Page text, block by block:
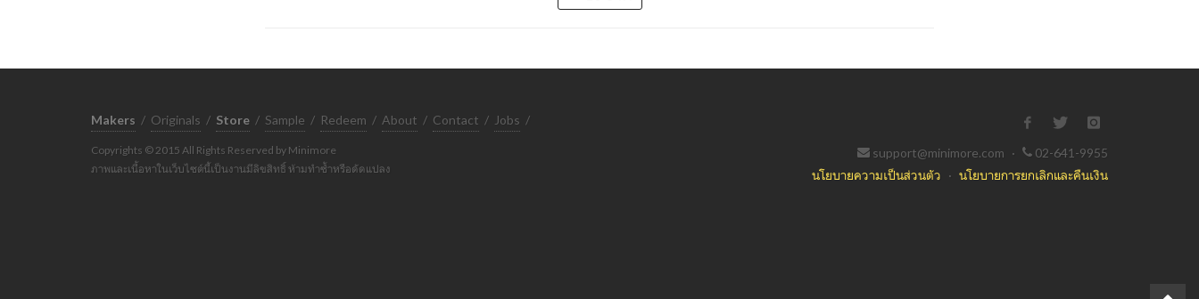
Makers / Originals / Store / Sample / Redeem / About / Contact / Jobs /
Copyrights © 2015 All Rights Reserved by Minimore
ภาพและเนื้อหาในเว็บไซต์นี้เป็นงานมีลิขสิทธิ์ ห้ามทำซ้ำหรือดัดแปลง
support@minimore.com ·
02-641-9955
นโยบายความเป็นส่วนตัว · นโยบายการยกเลิกและคืนเงิน